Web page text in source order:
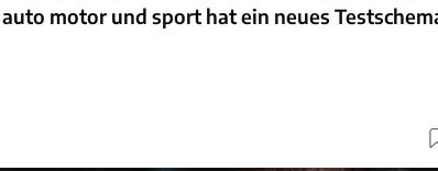
motor und sport hat ein neues